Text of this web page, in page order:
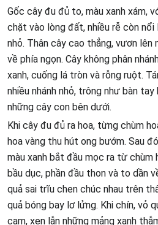
Gốc cây đu đủ to, màu xanh xám,
chặt vào lòng đất, nhiều rễ còn
nhỏ. Thân cây cao thẳng, vươn lên
về phía ngọn. Cây không phân
xanh, cuống lá tròn và rỗng ruột.
nhiều nhánh nhỏ, trông như bàn
những cây con bên dưới.
Khi cây đu đủ ra hoa, từng chùm
hoa vàng thu hút ong bướm. Sau
màu xanh bắt đầu mọc ra từ chùm
bầu dục, phần đầu thon và to dần
quả sai trĩu chen chúc nhau trên
quả bóng bay lơ lửng. Khi chín, vỏ
cam, xen lẫn những mảng xanh